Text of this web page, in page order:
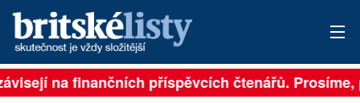
PŘIHLÁSIT
na finančních příspěvcích čtenářů. Prosíme,